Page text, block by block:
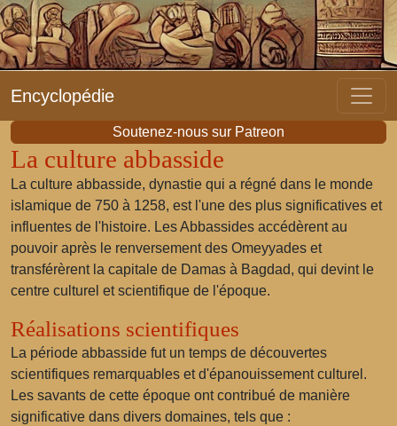
Encyclopédie
Soutenez-nous sur Patreon
La culture abbasside
La culture abbasside, dynastie qui a régné dans le monde
islamique de 750 à 1258, est l'une des plus significatives et
influentes de l'histoire. Les Abbassides accédèrent au
pouvoir après le renversement des Omeyyades et
transférèrent la capitale de Damas à Bagdad, qui devint le
centre culturel et scientifique de l'époque.
Réalisations scientifiques
La période abbasside fut un temps de découvertes
scientifiques remarquables et d'épanouissement culturel.
Les savants de cette époque ont contribué de manière
significative dans divers domaines, tels que :